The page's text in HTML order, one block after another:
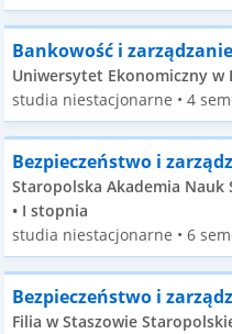
Bankowość i
Uniwersytet Ekonomiczny w
studia niestacjonarne • 4
Bezpieczeństwo i
Staropolska Akademia Nauk
• I stopnia
studia niestacjonarne • 6
Bezpieczeństwo i
Filia w Staszowie